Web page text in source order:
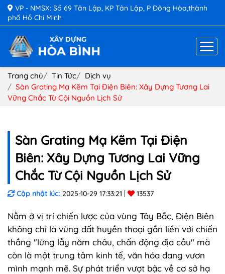
VP - NMSX: Số 69 Tân Lập, KP Tân Lập, P Đông Hòa,thành
phố Hồ Chí Minh
Trang chủ Tin Tức
Dịch vụ
Sàn Grating Mạ Kẽm Tại Điện Biên: Xây Dựng Tương Lai
Vững Chắc Từ Cội Nguồn Lịch Sử
Sàn Grating Mạ Kẽm Tại Điện
Biên: Xây Dựng Tương Lai Vững
Chắc Từ Cội Nguồn Lịch Sử
Cập nhật lúc: 2025-10-29 17:33:21 13537
Nằm ở vị trí chiến lược của vùng Tây Bắc, Điện Biên
không chỉ là vùng đất huyền thoại gắn liền với chiến
thắng "lừng lẫy năm châu, chấn động địa cầu" mà
còn là một trung tâm kinh tế, văn hóa đang vươn
mình mạnh mẽ. Sự phát triển vượt bậc về cơ sở hạ